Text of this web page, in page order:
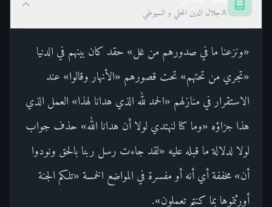
جلال الدين المحلي و السيوطي
«ونزعنا ما في صدورهم من غل» حقد كان بينهم في الدنيا
«تجري من تحتهم» تحت قصورهم «الأنهار وقالوا» عند
الاستقرار في منازلهم «الحمد لله الذي هدانا لهذا» العمل الذي
هذا جزاؤه «وما كنا لنهتدي لولا أن هدانا الله» حذف جواب
لولا لدلالة ما قبله عليه «لقد جاءت رسل ربنا بالحق ونودوا
أن» مخففة أي أنه أو مفسرة في المواضع الخمسة «تلكم الجنة
أورثتموها بما كنتم تعملون».